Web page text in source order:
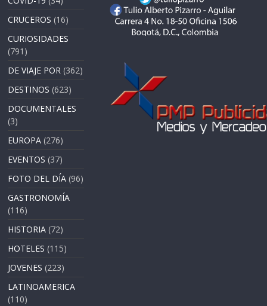
CRUCEROS (16)
CURIOSIDADES
(791)
DE VIAJE POR (362)
DESTINOS (623)
DOCUMENTALES
(3)
EUROPA (276)
EVENTOS (37)
FOTO DEL DÍA (96)
GASTRONOMÍA
(116)
HISTORIA (72)
HOTELES (115)
JOVENES (223)
LATINOAMERICA
(110)